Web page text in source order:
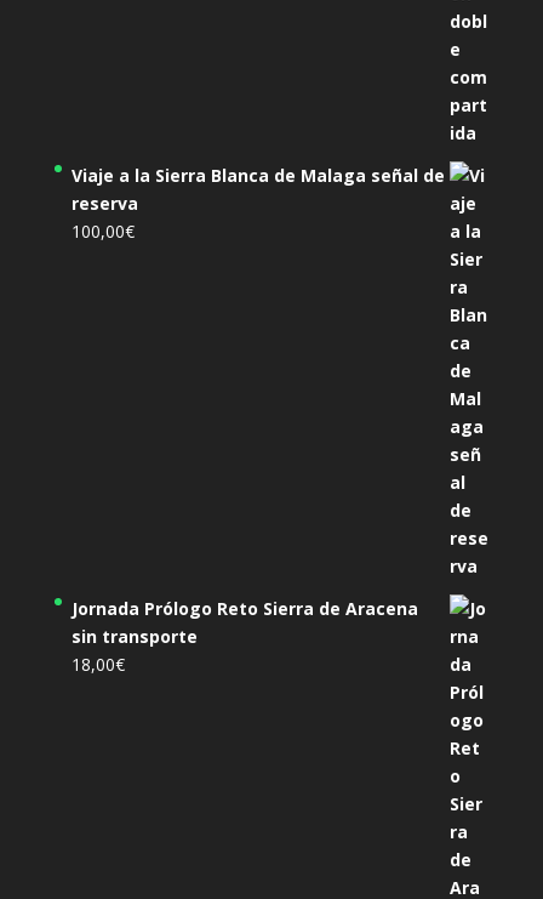
Viaje a la Sierra Blanca de Malaga señal de
reserva
100,00€
Jornada Prólogo Reto Sierra de Aracena
sin transporte
18,00€